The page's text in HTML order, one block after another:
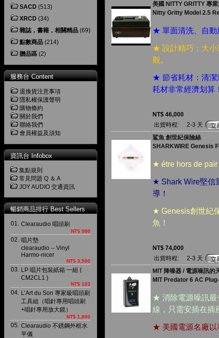
SACD (513)
XRCD (34)
雜誌，書籍，相關精品 (69)
點數商品 (214)
贈品區 (2)
服務台 Content
退換貨注意事項
隱私權保護聲明
購物條約
關於我們
聯絡我們
會員權益及須知
資訊台 Infobox
集點規則
常見問題 Q ＆ A
JOY AUDIO 交通資訊
暢銷商品排行 Best Sellers
01. Clearaudio 唱頭刷
NT$ 980
02. 唱片墊
clearaudio -- Vinyl
Harmo-nicer
NT$ 3,500
03. LP 唱片包裝紙箱 一組 (
CM2CL1 )
NT$ 103
04. L’Art du Son 專家級唱頭刷
工具組（唱針專用唱頭刷
+唱針專用放大鏡）
NT$ 1,800
05. Clearaudio 不銹鋼外框水
平儀
美國 NITTY GRITTY 專
Nitty Gritty Model 2.5
★ 單面清洗、自動
★ 設計精巧：大小
觀。
★ 節省耗材：清潔
耗材非常經濟划算
NT$ 46,000
出貨時程:
2-3 天
鯊魚 創世紀保險絲
SHARKWIRE Genesis
★ étre hors de
★ Shark Wire堅信
導！
★ Genesis創世紀
魚！
NT$ 74,000
出貨時程:
2-3 天
MIT 降噪器 / 電源噪訊的
MIT Predator 6 AC
★ 消除電源噪訊最
線，只需安插在插
★ 美國電源名廠以